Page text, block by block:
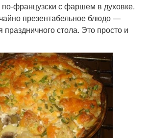
по-французски с фаршем в духовке.
презентабельное блюдо —
праздничного стола. Это просто и